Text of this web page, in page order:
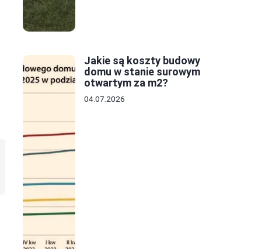
Jakie są koszty budowy
domu w stanie surowym
otwartym za m2?
04.07.2026